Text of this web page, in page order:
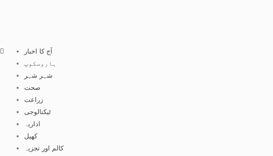
آج کا اخبار
ہاروسکوپ
شہر شہر
صحت
زراعت
ٹیکنالوجی
اداریہ
کھیل
کالم اور تجزیہ